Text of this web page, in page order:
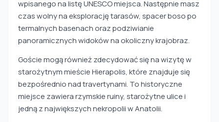
wpisanego na listę UNESCO miejsca. Następnie masz
czas wolny na eksplorację tarasów, spacer boso po
termalnych basenach oraz podziwianie
panoramicznych widoków na okoliczny krajobraz.
Goście mogą również zdecydować się na wizytę w
starożytnym mieście Hierapolis, które znajduje się
bezpośrednio nad travertynami. To historyczne
miejsce zawiera rzymskie ruiny, starożytne ulice i
jedną z największych nekropolii w Anatolii.